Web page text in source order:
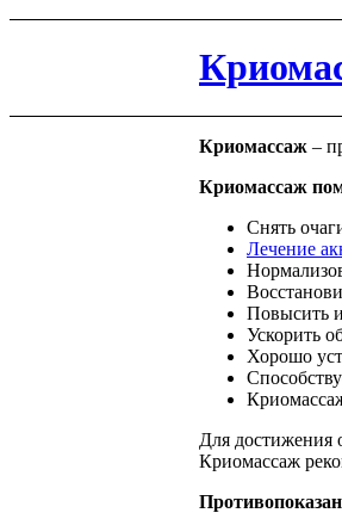
Криомассаж –
Криомассаж
Снять
Лечение
Повысить
Ускорить
Хорошо
Для достижения
Криомассаж